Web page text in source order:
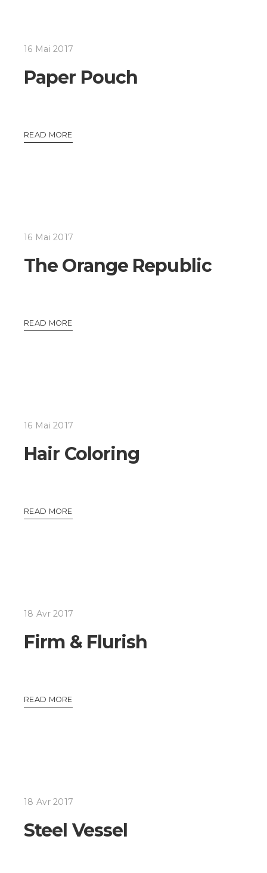
16 Mai 2017
Paper Pouch
READ MORE
16 Mai 2017
The Orange Republic
READ MORE
16 Mai 2017
Hair Coloring
READ MORE
18 Avr 2017
Firm & Flurish
READ MORE
18 Avr 2017
Steel Vessel